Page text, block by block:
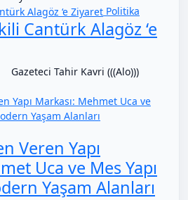
Politika
Cantürk Alagöz ‘e
Gazeteci Tahir Kavri (((Alo)))
Veren Yapı
Uca ve Mes Yapı
Yaşam Alanları